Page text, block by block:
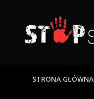
content
STRONA GŁÓWNA